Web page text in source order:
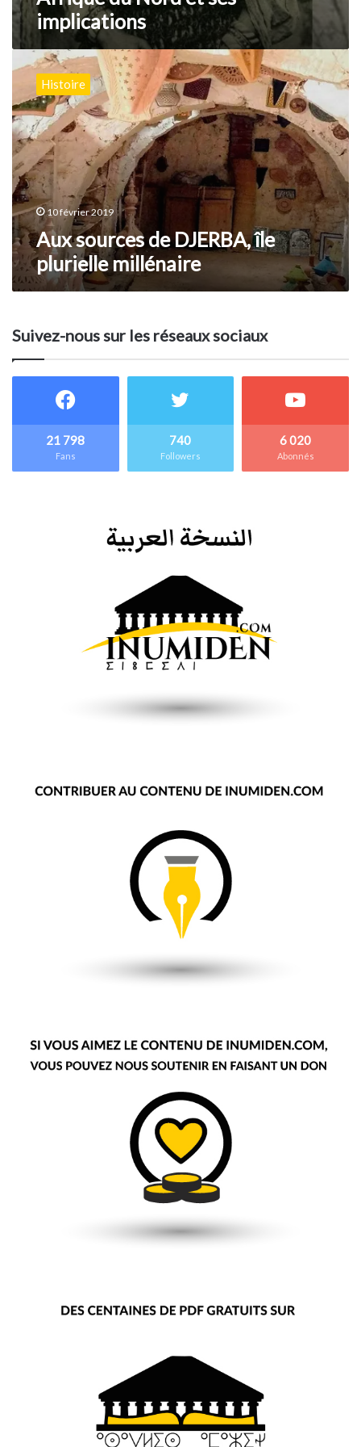
implications
sources
DJERBA,
île
plurielle
millénaire
Histoire
10 février 2019
Aux sources de DJERBA, île
plurielle millénaire
Suivez-nous sur les réseaux sociaux
21 798
Fans
740
Followers
6 020
Abonnés